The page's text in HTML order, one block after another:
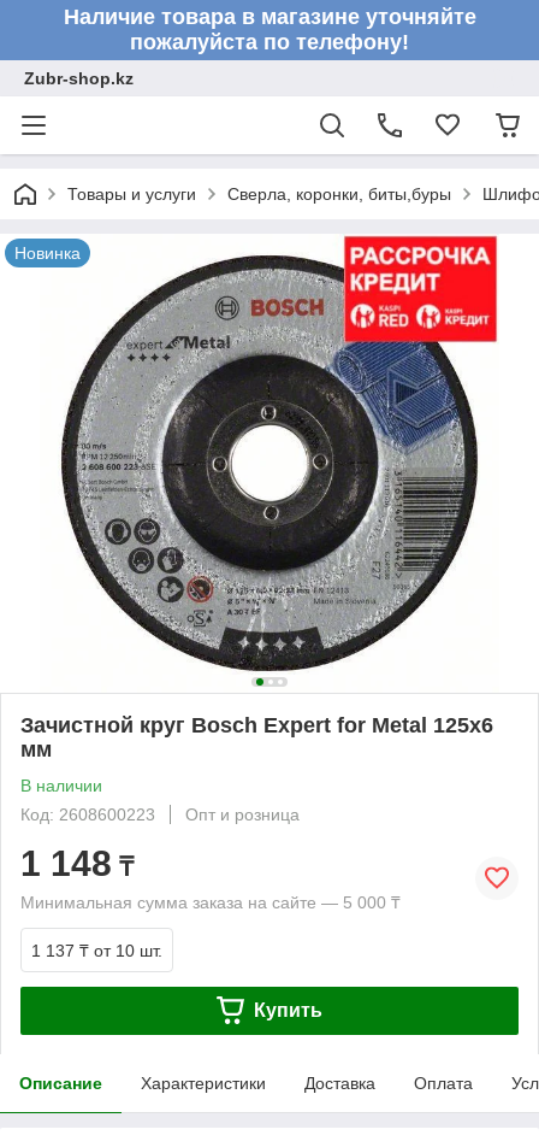
Наличие товара в магазине уточняйте
пожалуйста по телефону!
Zubr-shop.kz
Товары и услуги Сверла, коронки, биты,буры
Новинка
Зачистной круг Bosch Expert for Metal 125x6
мм
В наличии
Код: 2608600223
Опт и розница
1 148 ₸
Минимальная сумма заказа на сайте — 5 000 ₸
1 137 ₸ от 10 шт.
Купить
Описание Характеристики Доставка Оплата